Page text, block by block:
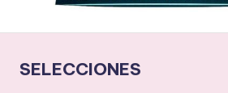
SELECCIONES